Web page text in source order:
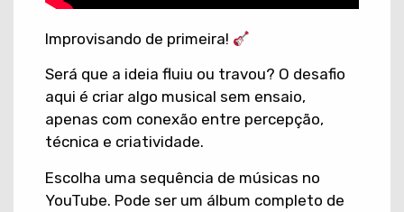
Improvisando de primeira!
Será que a ideia fluiu ou travou? O desafio
aqui é criar algo musical sem ensaio,
apenas com conexão entre percepção,
técnica e criatividade.
Escolha uma sequência de músicas no
YouTube. Pode ser um álbum completo de